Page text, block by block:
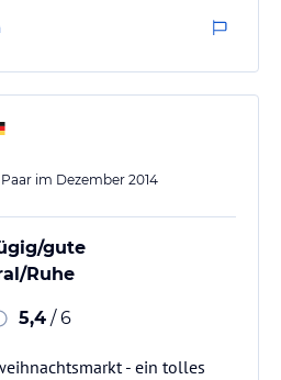
Paar im Dezember 2014
gute
Ruhe
5,4 / 6
- ein tolles